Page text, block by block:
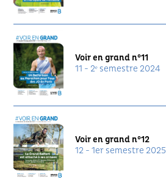
Voir en grand n°11
11 - 2ᵉ semestre 2024
Voir en grand n°12
12 - 1er semestre 2025